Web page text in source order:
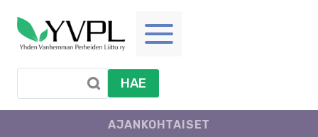
sisältöön
HAE
AJANKOHTAISET